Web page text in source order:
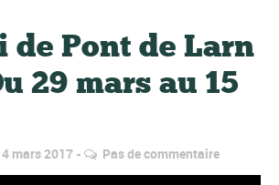
de Pont de Larn
29 mars au 15
4 mars 2017 Pas de commentaire